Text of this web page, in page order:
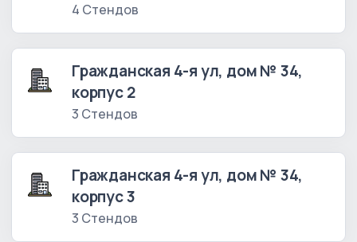
4 Стендов
Гражданская 4-я ул, дом № 34,
корпус 2
3 Стендов
Гражданская 4-я ул, дом № 34,
корпус 3
3 Стендов